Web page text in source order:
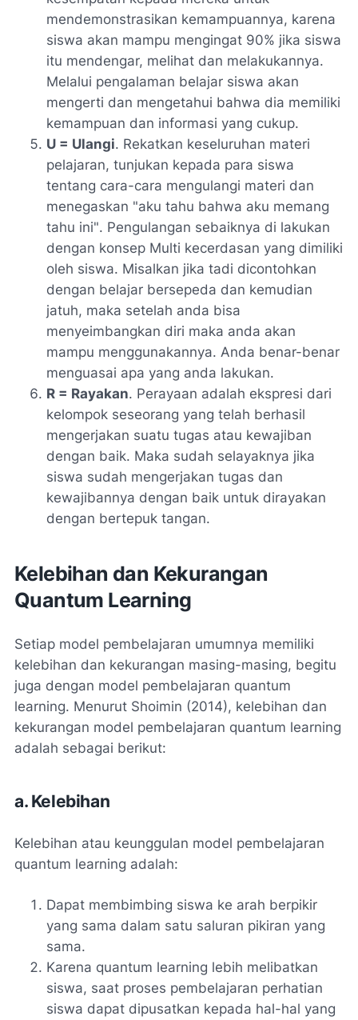
mendemonstrasikan kemampuannya, karena
siswa akan mampu mengingat 90% jika siswa
itu mendengar, melihat dan melakukannya.
Melalui pengalaman belajar siswa akan
mengerti dan mengetahui bahwa dia memiliki
kemampuan dan informasi yang cukup.
U = Ulangi. Rekatkan keseluruhan materi
pelajaran, tunjukan kepada para siswa
tentang cara-cara mengulangi materi dan
menegaskan "aku tahu bahwa aku memang
tahu ini". Pengulangan sebaiknya di lakukan
dengan konsep Multi kecerdasan yang dimiliki
oleh siswa. Misalkan jika tadi dicontohkan
dengan belajar bersepeda dan kemudian
jatuh, maka setelah anda bisa
menyeimbangkan diri maka anda akan
mampu menggunakannya. Anda benar-benar
menguasai apa yang anda lakukan.
R = Rayakan. Perayaan adalah ekspresi dari
kelompok seseorang yang telah berhasil
mengerjakan suatu tugas atau kewajiban
dengan baik. Maka sudah selayaknya jika
siswa sudah mengerjakan tugas dan
kewajibannya dengan baik untuk dirayakan
dengan bertepuk tangan.
Kelebihan dan Kekurangan
Quantum Learning
Setiap model pembelajaran umumnya memiliki
kelebihan dan kekurangan masing-masing, begitu
juga dengan model pembelajaran quantum
learning. Menurut Shoimin (2014), kelebihan dan
kekurangan model pembelajaran quantum learning
adalah sebagai berikut:
a. Kelebihan
Kelebihan atau keunggulan model pembelajaran
quantum learning adalah:
Dapat membimbing siswa ke arah berpikir
yang sama dalam satu saluran pikiran yang
sama.
Karena quantum learning lebih melibatkan
siswa, saat proses pembelajaran perhatian
siswa dapat dipusatkan kepada hal-hal yang